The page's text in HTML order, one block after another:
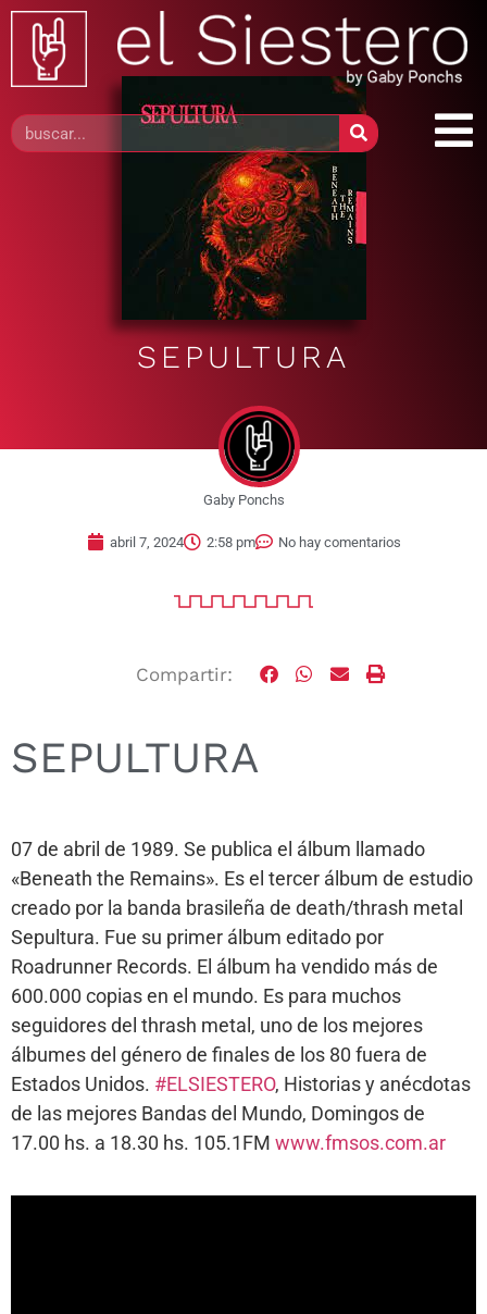
SEPULTURA
Gaby Ponchs
abril 7, 2024 2:58 pm No hay comentarios
Compartir:
SEPULTURA
07 de abril de 1989. Se publica el álbum llamado
«Beneath the Remains». Es el tercer álbum de estudio
creado por la banda brasileña de death/thrash metal
Sepultura. Fue su primer álbum editado por
Roadrunner Records. El álbum ha vendido más de
600.000 copias en el mundo. Es para muchos
seguidores del thrash metal, uno de los mejores
álbumes del género de finales de los 80 fuera de
Estados Unidos. #ELSIESTERO, Historias y anécdotas
de las mejores Bandas del Mundo, Domingos de
17.00 hs. a 18.30 hs. 105.1FM www.fmsos.com.ar